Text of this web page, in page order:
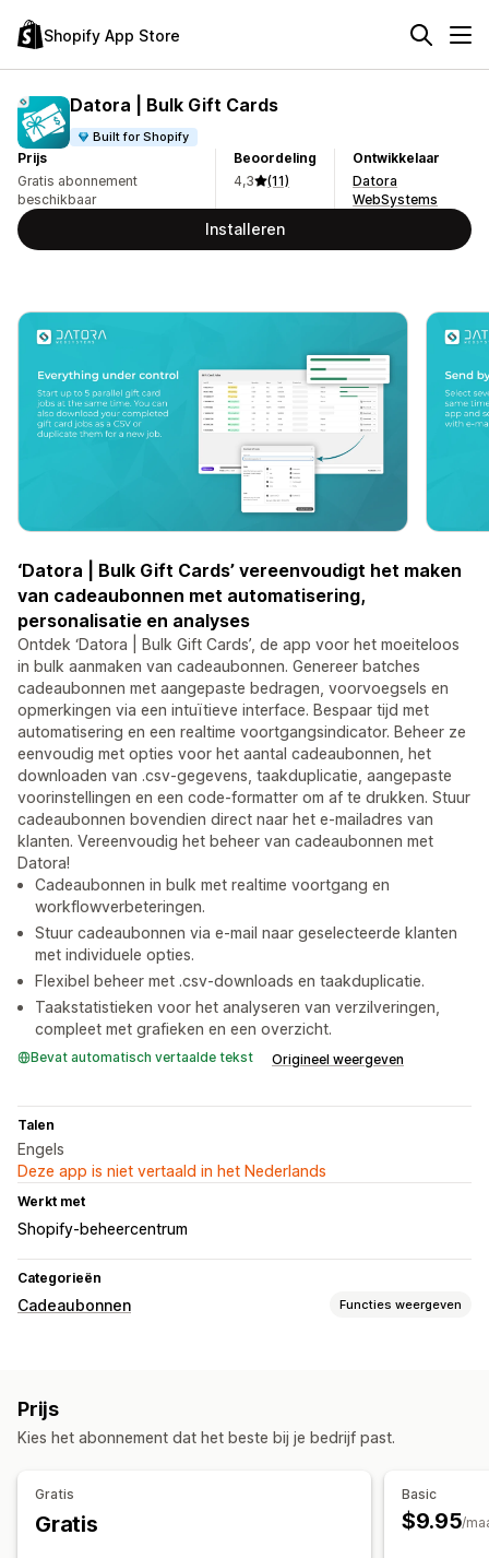
Shopify App Store
Datora | Bulk Gift Cards
Built for Shopify
Prijs
Gratis abonnement
beschikbaar
Beoordeling
4,3
(11)
Ontwikkelaar
Datora
WebSystems
Installeren
‘Datora | Bulk Gift Cards’ vereenvoudigt het maken
van cadeaubonnen met automatisering,
personalisatie en analyses
Ontdek ‘Datora | Bulk Gift Cards’, de app voor het moeiteloos
in bulk aanmaken van cadeaubonnen. Genereer batches
cadeaubonnen met aangepaste bedragen, voorvoegsels en
opmerkingen via een intuïtieve interface. Bespaar tijd met
automatisering en een realtime voortgangsindicator. Beheer ze
eenvoudig met opties voor het aantal cadeaubonnen, het
downloaden van .csv-gegevens, taakduplicatie, aangepaste
voorinstellingen en een code-formatter om af te drukken. Stuur
cadeaubonnen bovendien direct naar het e-mailadres van
klanten. Vereenvoudig het beheer van cadeaubonnen met
Datora!
Cadeaubonnen in bulk met realtime voortgang en
workflowverbeteringen.
Stuur cadeaubonnen via e-mail naar geselecteerde klanten
met individuele opties.
Flexibel beheer met .csv-downloads en taakduplicatie.
Taakstatistieken voor het analyseren van verzilveringen,
compleet met grafieken en een overzicht.
Bevat automatisch vertaalde tekst Origineel weergeven
Talen
Engels
Deze app is niet vertaald in het Nederlands
Werkt met
Shopify-beheercentrum
Categorieën
Cadeaubonnen Functies weergeven
Aanpassing
Bezorgopties
In bulk verzenden
Prijs
Kies het abonnement dat het beste bij je bedrijf past.
Gratis
Gratis
Basic
$9.95/